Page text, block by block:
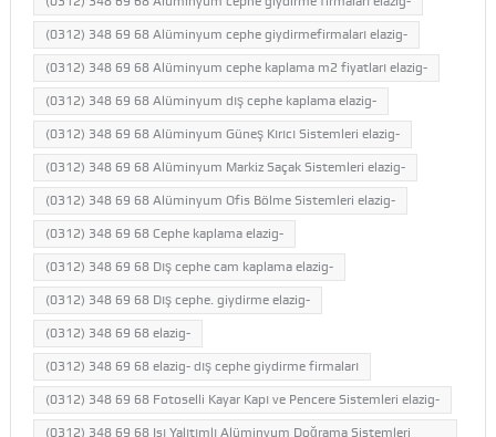
(0312) 348 69 68 Alüminyum cephe giydirmefirmaları elazig-
(0312) 348 69 68 Alüminyum cephe kaplama m2 fiyatları elazig-
(0312) 348 69 68 Alüminyum dış cephe kaplama elazig-
(0312) 348 69 68 Alüminyum Güneş Kırıcı Sistemleri elazig-
(0312) 348 69 68 Alüminyum Markiz Saçak Sistemleri elazig-
(0312) 348 69 68 Alüminyum Ofis Bölme Sistemleri elazig-
(0312) 348 69 68 Cephe kaplama elazig-
(0312) 348 69 68 Dış cephe cam kaplama elazig-
(0312) 348 69 68 Dış cephe. giydirme elazig-
(0312) 348 69 68 elazig-
(0312) 348 69 68 elazig- dış cephe giydirme firmaları
(0312) 348 69 68 Fotoselli Kayar Kapı ve Pencere Sistemleri elazig-
(0312) 348 69 68 Isı Yalıtımlı Alüminyum Doğrama Sistemleri